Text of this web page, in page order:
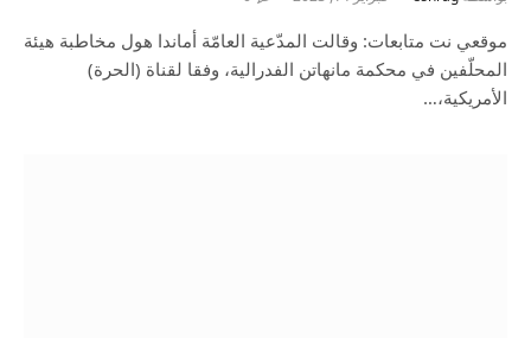
موقعي نت متابعات: وقالت المدّعية العامّة أماندا هول مخاطبة هيئة
المحلّفين في محكمة مانهاتن الفدرالية، وفقا لقناة (الحرة)
الأمريكية،…